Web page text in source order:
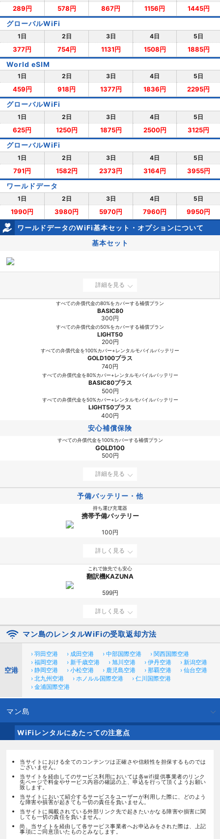
289円 578円 867円 1156円 1445円
グローバルWiFi
1日 2日 3日 4日 5日
377円 754円 1131円 1508円 1885円
World eSIM
1日 2日 3日 4日 5日
459円 918円 1377円 1836円 2295円
グローバルWiFi
1日 2日 3日 4日 5日
625円 1250円 1875円 2500円 3125円
グローバルWiFi
1日 2日 3日 4日 5日
791円 1582円 2373円 3164円 3955円
ワールドデータ
1日 2日 3日 4日 5日
1990円 3980円 5970円 7960円 9950円
ワールドデータのWiFi基本セット・オプションについて
基本セット
詳細を見る
すべての弁償代金の80%をカバーする補償プラン
BASIC80
300円
すべての弁償代金の50%をカバーする補償プラン
LIGHT50
200円
すべての弁償代金を100%カバー+レンタルモバイルバッテリー
GOLD100プラス
740円
すべての弁償代金を80%カバー+レンタルモバイルバッテリー
BASIC80プラス
500円
すべての弁償代金を50%カバー+レンタルモバイルバッテリー
LIGHT50プラス
400円
安心補償保険
すべての弁償代金を100%カバーする補償プラン
GOLD100
500円
詳細を見る
予備バッテリー・他
持ち運び充電器
携帯予備バッテリー
100円
詳しく見る
これで旅先でも安心
翻訳機KAZUNA
599円
詳しく見る
マン島のレンタルWiFiの受取返却方法
空港
› 羽田空港 › 成田空港 › 中部国際空港
› 関西国際空港
› 福岡空港
› 新千歳空港 › 旭川空港 › 伊丹空港
› 新潟空港
› 静岡空港
› 小松空港 › 鹿児島空港 › 那覇空港
› 仙台空港
› 北九州空港
› ホノルル国際空港
› 仁川国際空港
› 金浦国際空港
マン島
WiFiレンタルにあたっての注意点
当サイトにおける全てのコンテンツは正確さや信頼性を担保するものでは
ございません。
当サイトを経由してのサービス利用においては各wifi提供事業者のリンク
先ページで料金やサービス内容の確認の上、申込を行って頂くようお願い
致します。
当サイトにおいて紹介するサービスをユーザーが利用した際に、どのよう
な障害や損害が起きても一切の責任を負いません。
当サイトに掲載されている外部リンク先で起きたいかなる障害や損害に関
しても一切の責任を負いません。
尚、当サイトを経由して各サービス事業者へお申込みをされた際は、上記
事項にご同意頂いたものとみなします。